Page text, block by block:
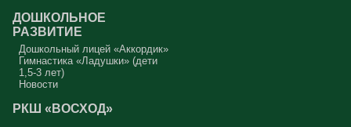
ДОШКОЛЬНОЕ
РАЗВИТИЕ
Дошкольный лицей «Аккордик»
Гимнастика «Ладушки» (дети
1,5-3 лет)
Новости
РКШ «ВОСХОД»